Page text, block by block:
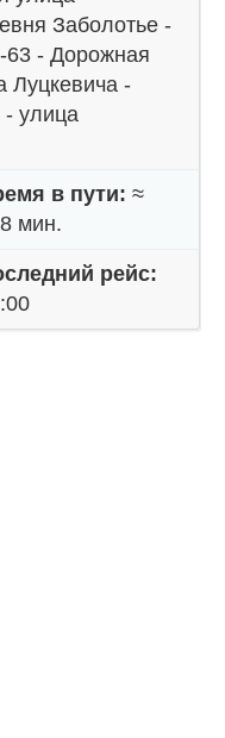
Заболотье -
- Дорожная
Луцкевича -
- улица
в пути: ≈
мин.
рейс: